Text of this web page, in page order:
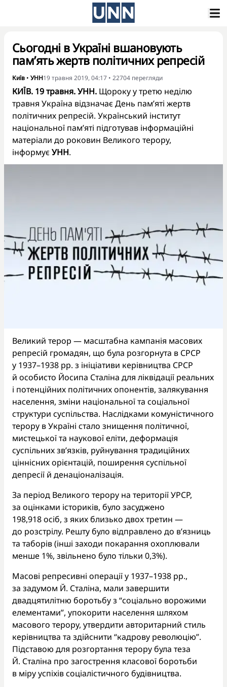
Сьогодні в Україні вшановують
пам’ять жертв політичних репресій
Київ • УНН19 травня 2019, 04:17 • 22704 перегляди
КИЇВ. 19 травня. УНН. Щороку у третю неділю
травня Україна відзначає День пам’яті жертв
політичних репресій. Український інститут
національної пам’яті підготував інформаційні
матеріали до роковин Великого терору,
інформує УНН.
Великий терор — масштабна кампанія масових
репресій громадян, що була розгорнута в СРСР
у 1937–1938 рр. з ініціативи керівництва СРСР
й особисто Йосипа Сталіна для ліквідації реальних
і потенційних політичних опонентів, залякування
населення, зміни національної та соціальної
структури суспільства. Наслідками комуністичного
терору в Україні стало знищення політичної,
мистецької та наукової еліти, деформація
суспільних зв’язків, руйнування традиційних
ціннісних орієнтацій, поширення суспільної
депресії й денаціоналізація.
За період Великого терору на території УРСР,
за оцінками істориків, було засуджено
198,918 осіб, з яких близько двох третин —
до розстрілу. Решту було відправлено до в’язниць
та таборів (інші заходи покарання охоплювали
менше 1%, звільнено було тільки 0,3%).
Масові репресивні операції у 1937–1938 рр.,
за задумом Й. Сталіна, мали завершити
двадцятилітню боротьбу з “соціально ворожими
елементами”, упокорити населення шляхом
масового терору, утвердити авторитарний стиль
керівництва та здійснити “кадрову революцію”.
Підставою для розгортання терору була теза
Й. Сталіна про загострення класової боротьби
в міру успіхів соціалістичного будівництва.